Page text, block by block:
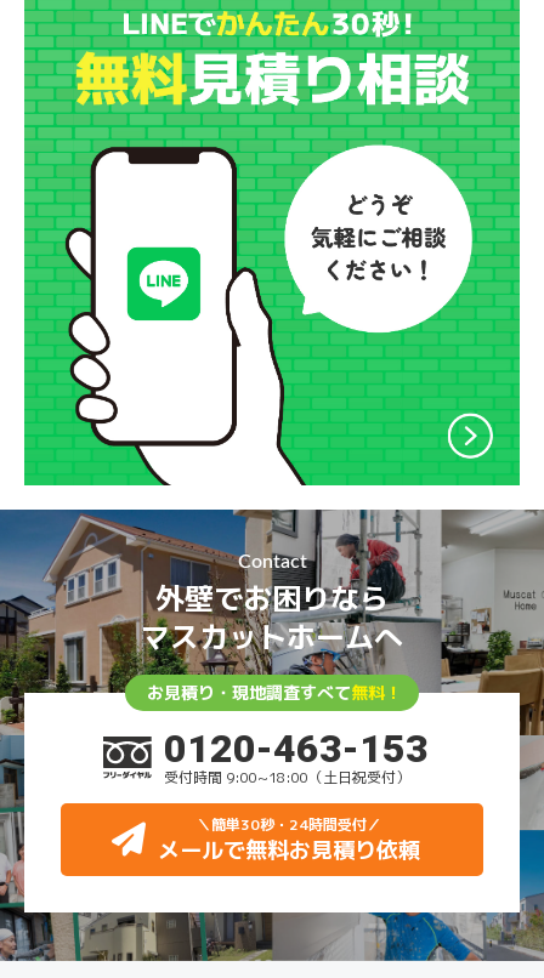
Contact
外壁でお困りなら
マスカットホームへ
お見積り・現地調査すべて無料！
0120-463-153
受付時間 9:00~18:00（土日祝受付）
＼簡単30秒・24時間受付／
メールで無料お見積り依頼